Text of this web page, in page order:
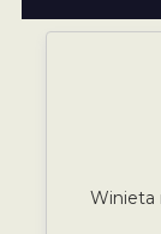
Winieta